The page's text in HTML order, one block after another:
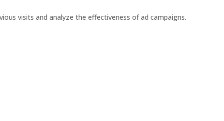
visits and analyze the effectiveness of ad campaigns.